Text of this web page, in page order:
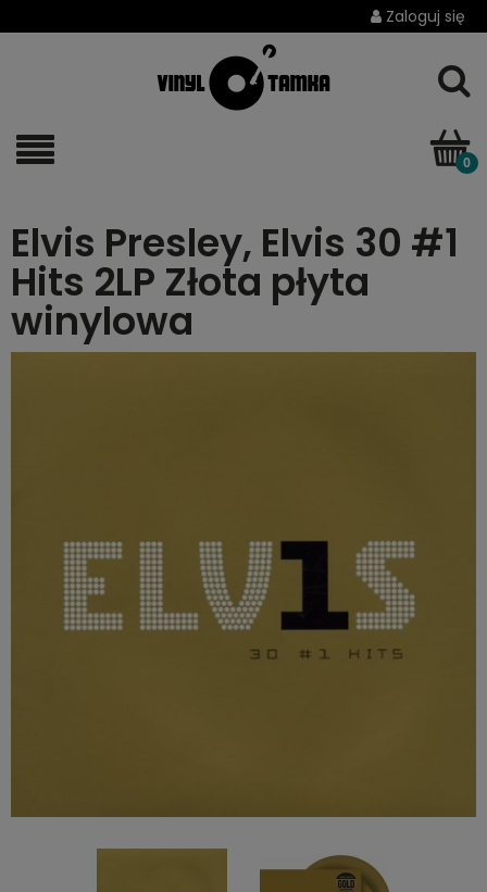
Zaloguj się
Elvis Presley, Elvis 30 #1
Hits 2LP Złota płyta
winylowa